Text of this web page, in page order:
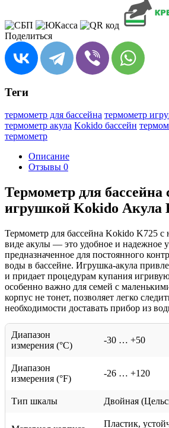
Поделиться
Теги
термометр для бассейна термометр
термометр акула Kokido бассейн
термометр
Описание
Отзывы 0
Термометр для бассейна
игрушкой Kokido Акула
Термометр для бассейна Kokido K725 с
виде акулы — это удобное и надежное
предназначенное для постоянного
воды в бассейне. Игрушка-акула
и придает процедурам купания
особенно важно для семей с
корпус не тонет, позволяет легко
необходимости доставать прибор из
Диапазон
измерения (°C)
-30 … +50
Диапазон
измерения (°F)
-26 … +120
Тип шкалы Двойная
Пластик,